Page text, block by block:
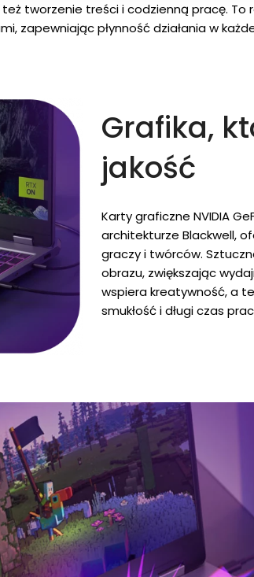
tworzenie treści i codzienną pracę. To
zapewniając płynność działania w
Grafika,
jakość
Karty graficzne NVIDIA
architekturze Blackwell,
graczy i twórców.
obrazu, zwiększając
wspiera kreatywność, a
smukłość i długi czas